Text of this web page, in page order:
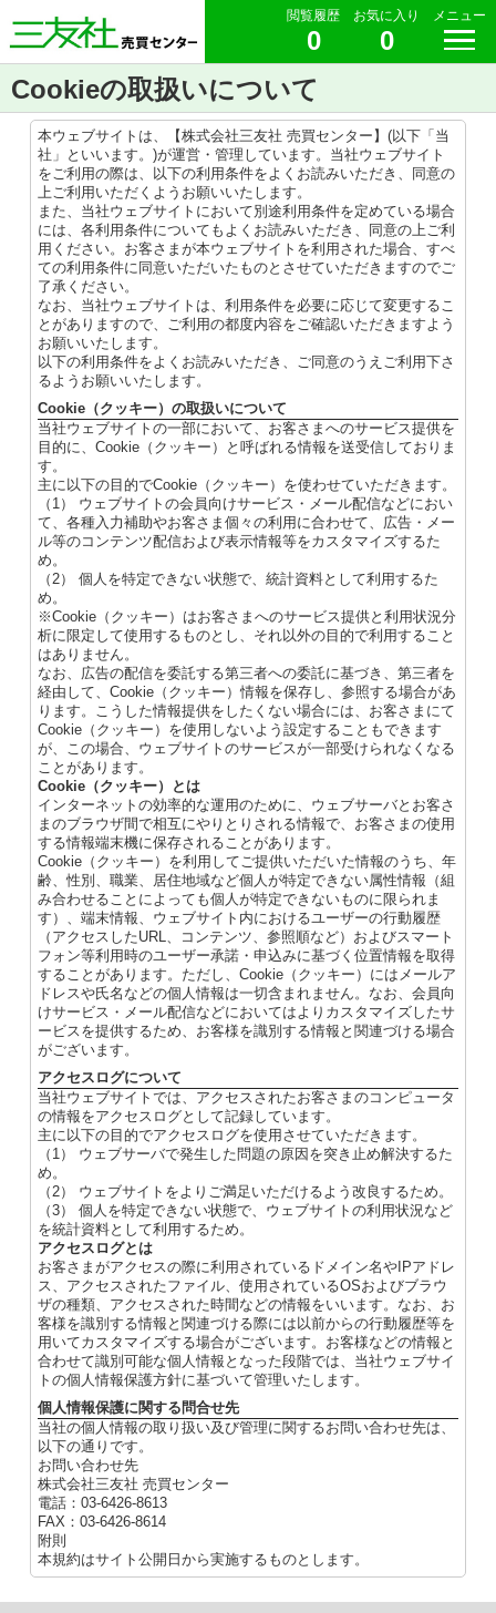
閲覧履歴
0
お気に入り
0
メニュー
Cookieの取扱いについて
本ウェブサイトは、【株式会社三友社 売買センター】(以下「当
社」といいます。)が運営・管理しています。当社ウェブサイト
をご利用の際は、以下の利用条件をよくお読みいただき、同意の
上ご利用いただくようお願いいたします。
また、当社ウェブサイトにおいて別途利用条件を定めている場合
には、各利用条件についてもよくお読みいただき、同意の上ご利
用ください。お客さまが本ウェブサイトを利用された場合、すべ
ての利用条件に同意いただいたものとさせていただきますのでご
了承ください。
なお、当社ウェブサイトは、利用条件を必要に応じて変更するこ
とがありますので、ご利用の都度内容をご確認いただきますよう
お願いいたします。
以下の利用条件をよくお読みいただき、ご同意のうえご利用下さ
るようお願いいたします。
Cookie（クッキー）の取扱いについて
当社ウェブサイトの一部において、お客さまへのサービス提供を
目的に、Cookie（クッキー）と呼ばれる情報を送受信しておりま
す。
主に以下の目的でCookie（クッキー）を使わせていただきます。
（1） ウェブサイトの会員向けサービス・メール配信などにおい
て、各種入力補助やお客さま個々の利用に合わせて、広告・メー
ル等のコンテンツ配信および表示情報等をカスタマイズするた
め。
（2） 個人を特定できない状態で、統計資料として利用するた
め。
※Cookie（クッキー）はお客さまへのサービス提供と利用状況分
析に限定して使用するものとし、それ以外の目的で利用すること
はありません。
なお、広告の配信を委託する第三者への委託に基づき、第三者を
経由して、Cookie（クッキー）情報を保存し、参照する場合があ
ります。こうした情報提供をしたくない場合には、お客さまにて
Cookie（クッキー）を使用しないよう設定することもできます
が、この場合、ウェブサイトのサービスが一部受けられなくなる
ことがあります。
Cookie（クッキー）とは
インターネットの効率的な運用のために、ウェブサーバとお客さ
まのブラウザ間で相互にやりとりされる情報で、お客さまの使用
する情報端末機に保存されることがあります。
Cookie（クッキー）を利用してご提供いただいた情報のうち、年
齢、性別、職業、居住地域など個人が特定できない属性情報（組
み合わせることによっても個人が特定できないものに限られま
す）、端末情報、ウェブサイト内におけるユーザーの行動履歴
（アクセスしたURL、コンテンツ、参照順など）およびスマート
フォン等利用時のユーザー承諾・申込みに基づく位置情報を取得
することがあります。ただし、Cookie（クッキー）にはメールア
ドレスや氏名などの個人情報は一切含まれません。なお、会員向
けサービス・メール配信などにおいてはよりカスタマイズしたサ
ービスを提供するため、お客様を識別する情報と関連づける場合
がございます。
アクセスログについて
当社ウェブサイトでは、アクセスされたお客さまのコンピュータ
の情報をアクセスログとして記録しています。
主に以下の目的でアクセスログを使用させていただきます。
（1） ウェブサーバで発生した問題の原因を突き止め解決するた
め。
（2） ウェブサイトをよりご満足いただけるよう改良するため。
（3） 個人を特定できない状態で、ウェブサイトの利用状況など
を統計資料として利用するため。
アクセスログとは
お客さまがアクセスの際に利用されているドメイン名やIPアドレ
ス、アクセスされたファイル、使用されているOSおよびブラウ
ザの種類、アクセスされた時間などの情報をいいます。なお、お
客様を識別する情報と関連づける際には以前からの行動履歴等を
用いてカスタマイズする場合がございます。お客様などの情報と
合わせて識別可能な個人情報となった段階では、当社ウェブサイ
トの個人情報保護方針に基づいて管理いたします。
個人情報保護に関する問合せ先
当社の個人情報の取り扱い及び管理に関するお問い合わせ先は、
以下の通りです。
お問い合わせ先
株式会社三友社 売買センター
電話：03-6426-8613
FAX：03-6426-8614
附則
本規約はサイト公開日から実施するものとします。